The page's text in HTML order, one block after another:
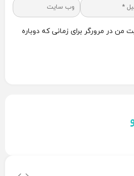
من در مرورگر برای زمانی که دوباره